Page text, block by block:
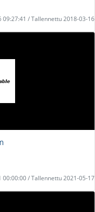
09:27:41 / Tallennettu 2018-03-16
00:00:00 / Tallennettu 2021-05-17